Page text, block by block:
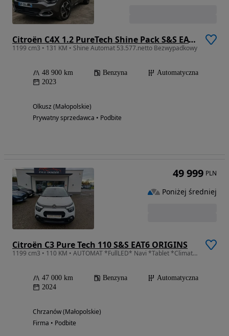
Citroën C4X 1.2 PureTech Shine Pack S&S EAT8
1199 cm3 • 131 KM • Shine Automat 53.577.netto Bezwypadkowy
48 900 km Benzyna
Automatyczna
2023
Olkusz (Małopolskie)
Prywatny sprzedawca • Podbite
Citroën C3 Pure Tech 110 S&S EAT6 ORIGINS
1199 cm3 • 110 KM • AUTOMAT *FullLED* Navi *Tablet *Climatronic *1 wł *Serwis *GWARANCJA
47 000 km Benzyna
Automatyczna
2024
Chrzanów (Małopolskie)
Firma • Podbite
49 999 PLN
Poniżej średniej